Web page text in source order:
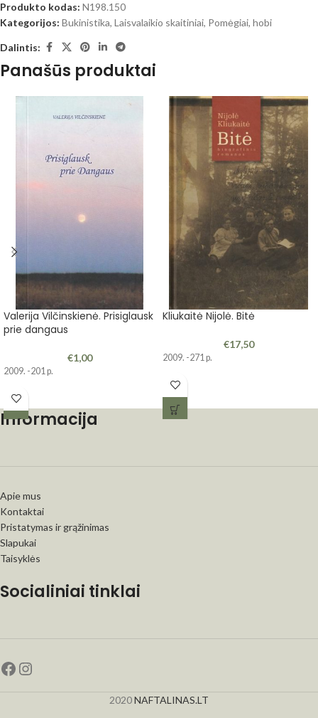
Produkto kodas: N198.150
Kategorijos: Bukinistika, Laisvalaikio skaitiniai, Pomėgiai, hobi
Dalintis:
Panašūs produktai
Valerija Vilčinskienė. Prisiglausk
prie dangaus
€1,00
2009. -201 p.
Kliukaitė Nijolė. Bitė
€17,50
2009. -271 p.
Informacija
Apie mus
Kontaktai
Pristatymas ir grąžinimas
Slapukai
Taisyklės
Socialiniai tinklai
2020NAFTALINAS.LT